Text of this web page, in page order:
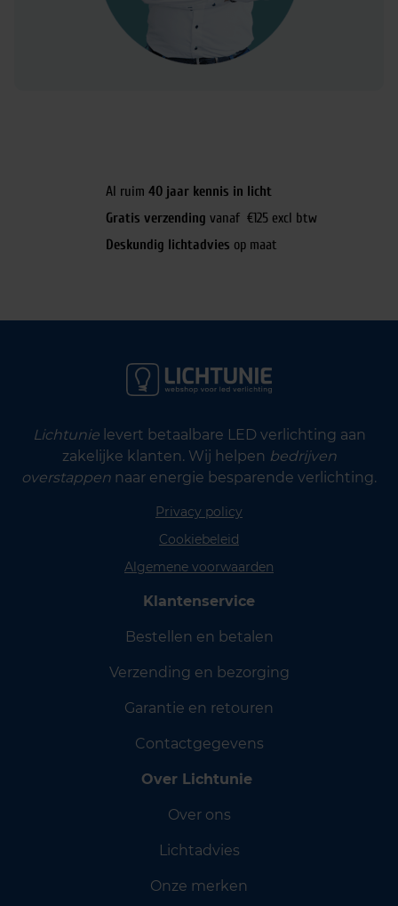
Al ruim 40 jaar kennis in licht
Gratis verzending vanaf €125 excl btw
Deskundig lichtadvies op maat
Lichtunielevert betaalbare LED verlichting aan
zakelijke klanten. Wij helpen bedrijven
overstappen naar energie besparende verlichting.
Privacy policy
Cookiebeleid
Algemene voorwaarden
Klantenservice
Bestellen en betalen
Verzending en bezorging
Garantie en retouren
Contactgegevens
Over Lichtunie
Over ons
Lichtadvies
Onze merken